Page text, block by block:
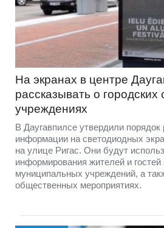
На экранах в центре
рассказывать о городских
учреждениях
В Даугавпилсе утвердили
информации на светодиодных
на улице Ригас. Они будут
информирования жителей и гостей
муниципальных учреждений, а
общественных мероприятиях.